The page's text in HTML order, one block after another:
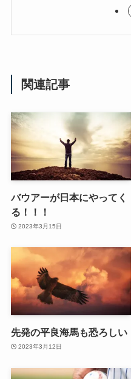
関連記事
バウアーが日本にやってく
る！！！
2023年3月15日
先発の平良海馬も恐ろしい
2023年3月12日